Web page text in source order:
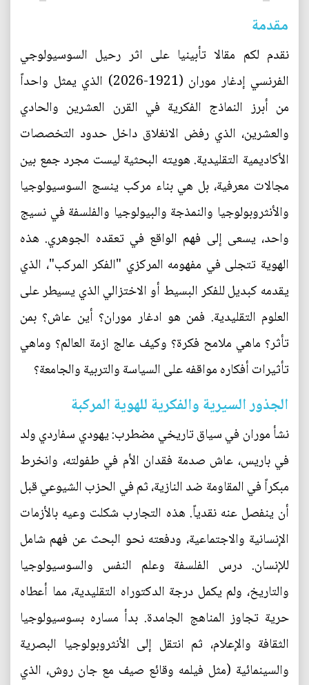
مقدمة
نقدم لكم مقالا تأبينيا على اثر رحيل السوسيولوجي
الفرنسي إدغار موران (1921-2026) الذي يمثل واحداً
من أبرز النماذج الفكرية في القرن العشرين والحادي
والعشرين، الذي رفض الانغلاق داخل حدود التخصصات
الأكاديمية التقليدية. هويته البحثية ليست مجرد جمع بين
مجالات معرفية، بل هي بناء مركب ينسج السوسيولوجيا
والأنثروبولوجيا والنمذجة والبيولوجيا والفلسفة في نسيج
واحد، يسعى إلى فهم الواقع في تعقده الجوهري. هذه
الهوية تتجلى في مفهومه المركزي "الفكر المركب"، الذي
يقدمه كبديل للفكر البسيط أو الاختزالي الذي يسيطر على
العلوم التقليدية. فمن هو ادغار موران؟ أين عاش؟ بمن
تأثر؟ ماهي ملامح فكرة؟ وكيف عالج ازمة العالم؟ وماهي
تأثيرات أفكاره مواقفه على السياسة والتربية والجامعة؟
الجذور السيرية والفكرية للهوية المركبة
نشأ موران في سياق تاريخي مضطرب: يهودي سفاردي ولد
في باريس، عاش صدمة فقدان الأم في طفولته، وانخرط
مبكراً في المقاومة ضد النازية، ثم في الحزب الشيوعي قبل
أن ينفصل عنه نقدياً. هذه التجارب شكلت وعيه بالأزمات
الإنسانية والاجتماعية، ودفعته نحو البحث عن فهم شامل
للإنسان. درس الفلسفة وعلم النفس والسوسيولوجيا
والتاريخ، ولم يكمل درجة الدكتوراه التقليدية، مما أعطاه
حرية تجاوز المناهج الجامدة. بدأ مساره بسوسيولوجيا
الثقافة والإعلام، ثم انتقل إلى الأنثروبولوجيا البصرية
والسينمائية (مثل فيلمه وقائع صيف مع جان روش، الذي